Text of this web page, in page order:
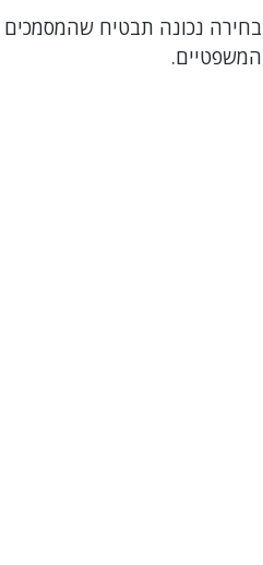
בחירה נכונה תבטיח שהמסמכים
המשפטיים.